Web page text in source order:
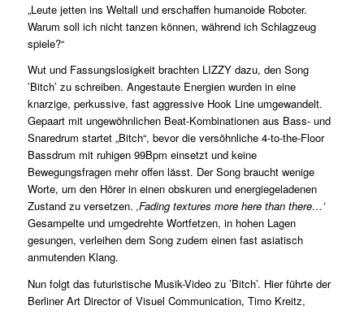
„Leute jetten ins Weltall und erschaffen humanoide Roboter.
Warum soll ich nicht tanzen können, während ich Schlagzeug
spiele?“
Wut und Fassungslosigkeit brachten LIZZY dazu, den Song
’Bitch’ zu schreiben. Angestaute Energien wurden in eine
knarzige, perkussive, fast aggressive Hook Line umgewandelt.
Gepaart mit ungewöhnlichen Beat-Kombinationen aus Bass- und
Snaredrum startet „Bitch“, bevor die versöhnliche 4-to-the-Floor
Bassdrum mit ruhigen 99Bpm einsetzt und keine
Bewegungsfragen mehr offen lässt. Der Song braucht wenige
Worte, um den Hörer in einen obskuren und energiegeladenen
Zustand zu versetzen. ‚Fading textures more here than there…’
Gesampelte und umgedrehte Wortfetzen, in hohen Lagen
gesungen, verleihen dem Song zudem einen fast asiatisch
anmutenden Klang.
Nun folgt das futuristische Musik-Video zu ’Bitch’. Hier führte der
Berliner Art Director of Visuel Communication, Timo Kreitz,